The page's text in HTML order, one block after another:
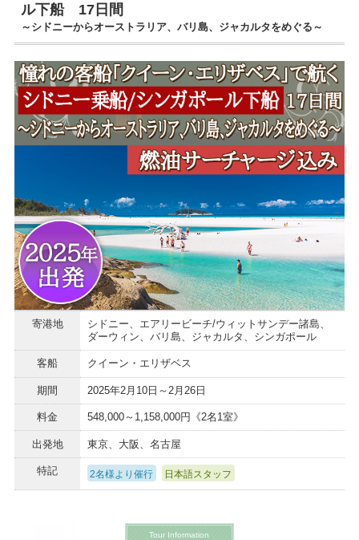
ル下船 17日間
～シドニーからオーストラリア、バリ島、ジャカルタをめぐる～
寄港地
シドニー、エアリービーチ/ウィットサンデー諸島、
ダーウィン、バリ島、ジャカルタ、シンガポール
客船 クイーン・エリザベス
期間 2025年2月10日～2月26日
料金 548,000～1,158,000円《2名1室》
出発地 東京、大阪、名古屋
特記 2名様より催行 日本語スタッフ
Tour Information